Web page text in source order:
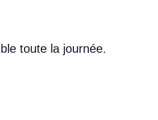
toute la journée.